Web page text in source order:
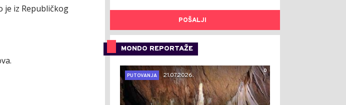
je iz Republičkog
POŠALJI
MONDO REPORTAŽE
0
PUTOVANJA
21.07.2026.